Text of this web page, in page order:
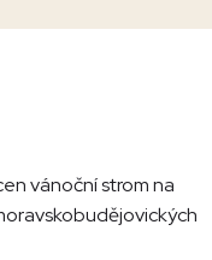
vánoční strom na